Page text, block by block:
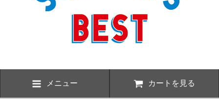
メニュー カートを見る